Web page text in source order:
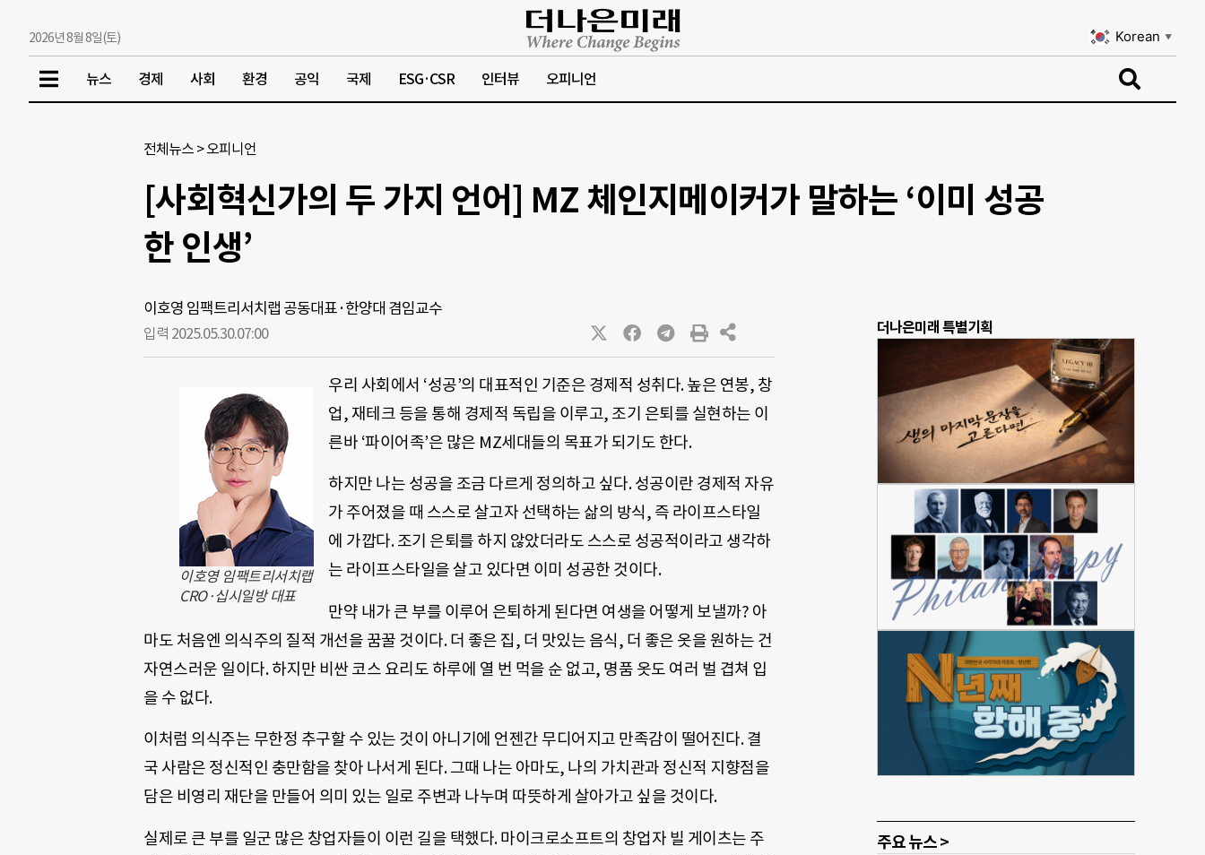
2026년 8월 8일(토) Korean ▼
뉴스 경제 사회 환경 공익 국제 ESG·CSR 인터뷰 오피니언
전체뉴스 >오피니언
[사회혁신가의 두 가지 언어] MZ 체인지메이커가 말하는 ‘이미 성공
한 인생’
이호영 임팩트리서치랩 공동대표·한양대 겸임교수
입력 2025.05.30.07:00
이호영 임팩트리서치랩
CRO·십시일방 대표
우리 사회에서 ‘성공’의 대표적인 기준은 경제적 성취다. 높은 연봉, 창
업, 재테크 등을 통해 경제적 독립을 이루고, 조기 은퇴를 실현하는 이
른바 ‘파이어족’은 많은 MZ세대들의 목표가 되기도 한다.
하지만 나는 성공을 조금 다르게 정의하고 싶다. 성공이란 경제적 자유
가 주어졌을 때 스스로 살고자 선택하는 삶의 방식, 즉 라이프스타일
에 가깝다. 조기 은퇴를 하지 않았더라도 스스로 성공적이라고 생각하
는 라이프스타일을 살고 있다면 이미 성공한 것이다.
만약 내가 큰 부를 이루어 은퇴하게 된다면 여생을 어떻게 보낼까? 아
마도 처음엔 의식주의 질적 개선을 꿈꿀 것이다. 더 좋은 집, 더 맛있는 음식, 더 좋은 옷을 원하는 건
자연스러운 일이다. 하지만 비싼 코스 요리도 하루에 열 번 먹을 순 없고, 명품 옷도 여러 벌 겹쳐 입
을 수 없다.
이처럼 의식주는 무한정 추구할 수 있는 것이 아니기에 언젠간 무디어지고 만족감이 떨어진다. 결
국 사람은 정신적인 충만함을 찾아 나서게 된다. 그때 나는 아마도, 나의 가치관과 정신적 지향점을
담은 비영리 재단을 만들어 의미 있는 일로 주변과 나누며 따뜻하게 살아가고 싶을 것이다.
실제로 큰 부를 일군 많은 창업자들이 이런 길을 택했다. 마이크로소프트의 창업자 빌 게이츠는 주
더나은미래 특별기획
주요 뉴스 >